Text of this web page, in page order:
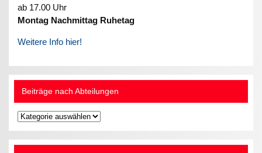
ab 17.00 Uhr
Montag Nachmittag Ruhetag
Weitere Info hier!
Beiträge nach Abteilungen
Beiträge
nach
Abteilungen